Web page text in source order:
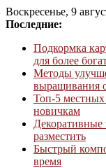
Воскресенье, 9
Последние:
Подкормка
для более
Методы
выращивания
Топ-5 местных
новичкам
Декоративные
разместить
Быстрый
время